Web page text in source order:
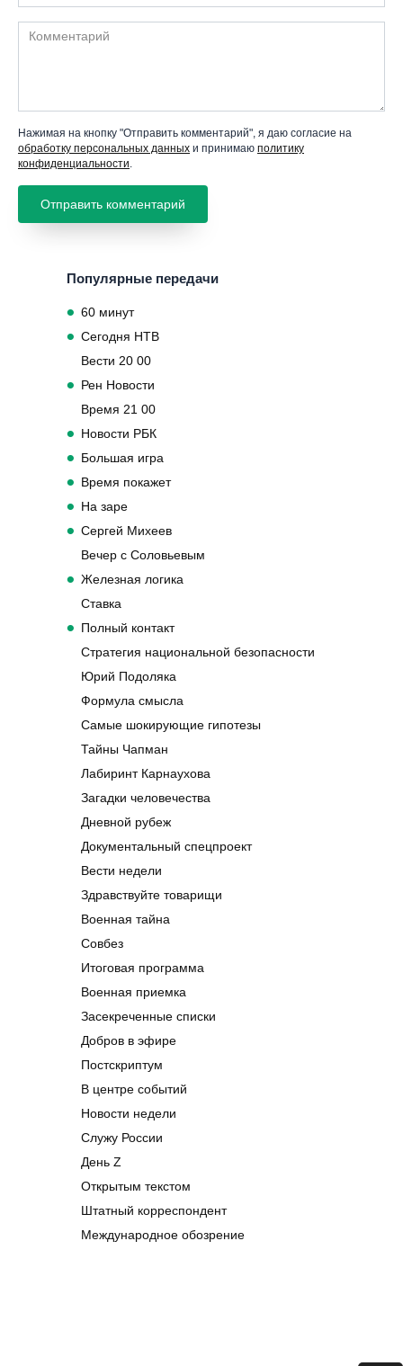
Комментарий
Нажимая на кнопку "Отправить комментарий", я даю согласие на
обработку персональных данных и принимаю политику
конфиденциальности.
Популярные передачи
60 минут
Сегодня НТВ
Вести 20 00
Рен Новости
Время 21 00
Новости РБК
Большая игра
Время покажет
На заре
Сергей Михеев
Вечер с Соловьевым
Железная логика
Ставка
Полный контакт
Стратегия национальной безопасности
Юрий Подоляка
Формула смысла
Самые шокирующие гипотезы
Тайны Чапман
Лабиринт Карнаухова
Загадки человечества
Дневной рубеж
Документальный спецпроект
Вести недели
Здравствуйте товарищи
Военная тайна
Совбез
Итоговая программа
Военная приемка
Засекреченные списки
Добров в эфире
Постскриптум
В центре событий
Новости недели
Служу России
День Z
Открытым текстом
Штатный корреспондент
Международное обозрение